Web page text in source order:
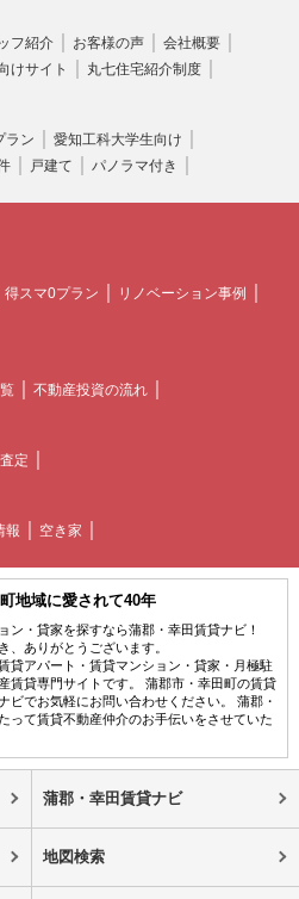
フ紹介 お客様の声
会社概要
けサイト 丸七住宅紹介制度
ラン
愛知工科大学生向け
戸建て パノラマ付き
得スマ0プラン
リノベーション事例
不動産投資の流れ
定
報 空き家
地域に愛されて40年
ン・貸家を探すなら蒲郡・幸田賃貸ナビ！
、ありがとうございます。
貸アパート・賃貸マンション・貸家・月極駐
賃貸専門サイトです。 蒲郡市・幸田町の賃貸
ビでお気軽にお問い合わせください。 蒲郡・
って賃貸不動産仲介のお手伝いをさせていた
蒲郡・幸田賃貸ナビ
地図検索